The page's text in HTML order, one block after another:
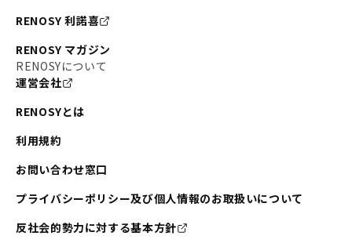
RENOSY 利諾喜
RENOSY マガジン
RENOSYについて
運営会社
RENOSYとは
利用規約
お問い合わせ窓口
プライバシーポリシー及び個人情報のお取扱いについて
反社会的勢力に対する基本方針